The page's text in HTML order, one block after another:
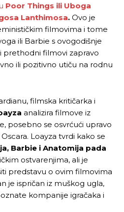
Poor Things ili Uboga
Lanthimosa. Ovo je
filmovima i tome
ili Barbie s ovogodišnje
prethodni filmovi zapravo
ili pozitivno utiču na rodnu
filmska kritičarka i
analizira filmove iz
posebno se osvrćući upravo
Loayza tvrdi kako se
Barbie i Anatomija pada
ostvarenjima, ali je
predstavu o ovim filmovima
je ispričan iz muškog ugla,
kompanije igračaka i